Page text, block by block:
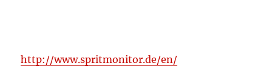
http://www.spritmonitor.de/en/